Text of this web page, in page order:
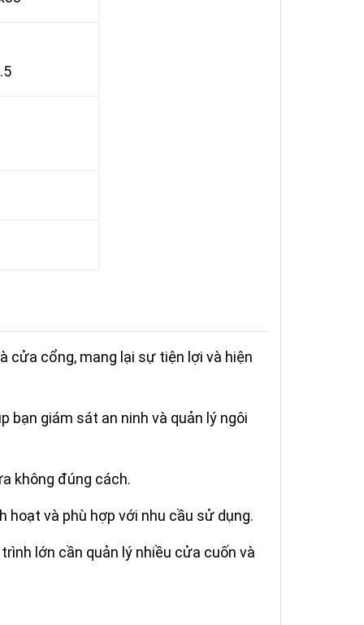
cửa cổng, mang lại sự tiện lợi và hiện
bạn giám sát an ninh và quản lý ngôi
không đúng cách.
hoạt và phù hợp với nhu cầu sử dụng.
lớn cần quản lý nhiều cửa cuốn và